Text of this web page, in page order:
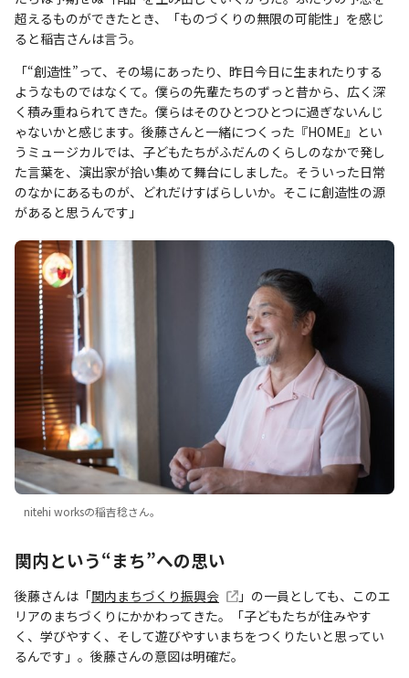
超えるものができたとき、「ものづくりの無限の可能性」を感じ
ると稲吉さんは言う。
「“創造性”って、その場にあったり、昨日今日に生まれたりする
ようなものではなくて。僕らの先輩たちのずっと昔から、広く深
く積み重ねられてきた。僕らはそのひとつひとつに過ぎないんじ
ゃないかと感じます。後藤さんと一緒につくった『HOME』とい
うミュージカルでは、子どもたちがふだんのくらしのなかで発し
た言葉を、演出家が拾い集めて舞台にしました。そういった日常
のなかにあるものが、どれだけすばらしいか。そこに創造性の源
があると思うんです」
nitehi worksの稲吉稔さん。
関内という“まち”への思い
後藤さんは「関内まちづくり振興会
」の一員としても、このエ
リアのまちづくりにかかわってきた。「子どもたちが住みやす
く、学びやすく、そして遊びやすいまちをつくりたいと思ってい
るんです」。後藤さんの意図は明確だ。